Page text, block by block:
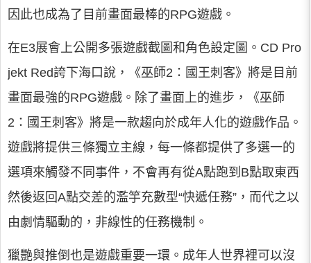
因此也成為了目前畫面最棒的RPG遊戲。
在E3展會上公開多張遊戲截圖和角色設定圖。CD Pro
jekt Red誇下海口說，《巫師2：國王刺客》將是目前
畫面最強的RPG遊戲。除了畫面上的進步，《巫師
2：國王刺客》將是一款趨向於成年人化的遊戲作品。
遊戲將提供三條獨立主線，每一條都提供了多選一的
選項來觸發不同事件，不會再有從A點跑到B點取東西
然後返回A點交差的濫竽充數型“快遞任務”，而代之以
由劇情驅動的，非線性的任務機制。
獵艷與推倒也是遊戲重要一環。成年人世界裡可以沒